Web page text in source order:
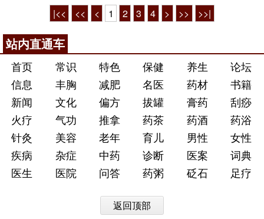
|<< << < 1 2 3 4 > >> >>|
站内直通车
首页 常识 特色 保健 养生
论坛
信息
丰胸 减肥 名医 药材
书籍
新闻
文化 偏方 拔罐 膏药
刮痧
火疗
气功 推拿 药茶 药酒
药浴
针灸
美容 老年 育儿 男性
女性
疾病
杂症 中药 诊断 医案
词典
医生
医院 问答 药粥 砭石 足疗
返回顶部